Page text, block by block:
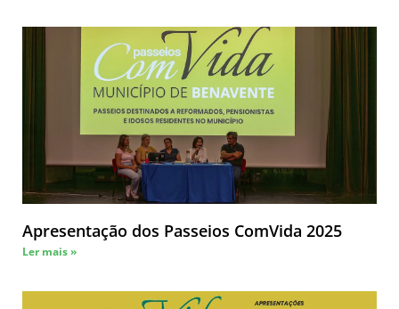
Apresentação dos Passeios ComVida 2025
Ler mais »